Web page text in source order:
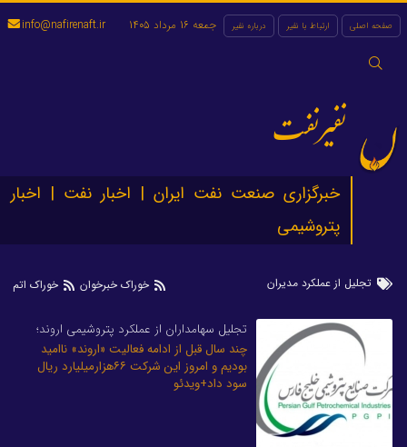
صفحه اصلی ارتباط با نفیر درباره نفیر
جستجو
جمعه 16 مرداد 1405 info@nafirenaft.ir
نفیرنفت
خبرگزاری صنعت نفت ایران | اخبار نفت | اخبار
پتروشیمی
تجلیل از عملکرد مدیران خوراک خبرخوان خوراک اتم
تجلیل سهامداران از عملکرد پتروشیمی اروند؛
چند سال قبل از ادامه فعالیت «اروند» ناامید
بودیم و امروز این شرکت ۶۶هزارمیلیارد ریال
سود داد+ویدئو